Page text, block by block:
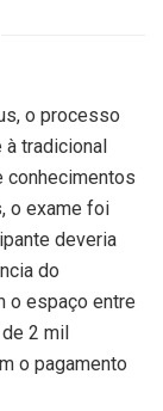
o processo
tradicional
conhecimentos
o exame foi
deveria
do
o espaço entre
2 mil
o pagamento